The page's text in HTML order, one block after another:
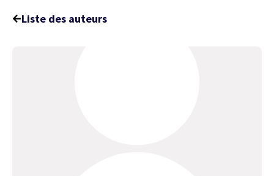
Liste des auteurs